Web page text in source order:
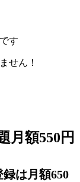
す
せん！
は月額650